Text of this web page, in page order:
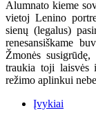
Alumnato kieme
vietoj Lenino
sienų (legalus)
renesansiškame
Žmonės
traukia toji laisvės
režimo aplinkui
Įvykiai